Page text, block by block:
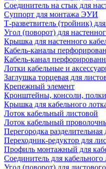
Соединитель на стык для
Суппорт для монтажа ЭУИ
Т-разветвитель (тройник)
Угол (поворот) для
Крышка для настенного
Кабель-каналы
Кабель-канал
Лотки кабельные и
Заглушка торцевая для
Крепежный элемент
Кронштейны, консоли,
Крышка для кабельного
Лоток кабельный листовой
Лоток кабельный
Перегородка разделительная
Переходник-редуктор для
Профиль монтажный для
Соединитель для кабельного
Угол (поворот) для